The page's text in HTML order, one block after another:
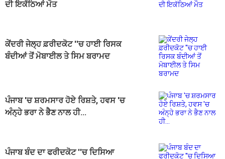
ਦੀ ਇਕੱਠਿਆਂ ਮੌਤ
ਕੇਂਦਰੀ ਜੇਲ੍ਹ ਫ਼ਰੀਦਕੋਟ ''ਚ ਹਾਈ ਰਿਸਕ
ਬੰਦੀਆਂ ਤੋਂ ਮੋਬਾਈਲ ਤੇ ਸਿਮ ਬਰਾਮਦ
ਪੰਜਾਬ 'ਚ ਸ਼ਰਮਸਾਰ ਹੋਏ ਰਿਸ਼ਤੇ, ਹਵਸ 'ਚ
ਅੰਨ੍ਹੇ ਭਰਾ ਨੇ ਭੈਣ ਨਾਲ ਹੀ...
ਪੰਜਾਬ ਬੰਦ ਦਾ ਫਰੀਦਕੋਟ ''ਚ ਦਿਸਿਆ